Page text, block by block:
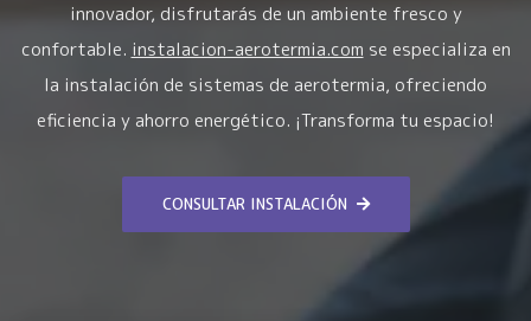
innovador, disfrutarás de un ambiente fresco y
confortable. instalacion-aerotermia.com se especializa en
la instalación de sistemas de aerotermia, ofreciendo
eficiencia y ahorro energético. ¡Transforma tu espacio!
CONSULTAR INSTALACIÓN